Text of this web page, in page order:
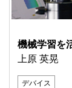
機械学習を
上原 英晃
デバイス